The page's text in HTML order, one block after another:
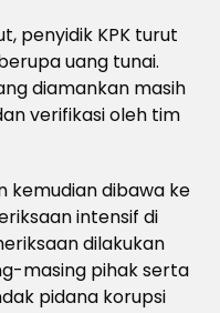
penyidik KPK turut
uang tunai.
diamankan masih
verifikasi oleh tim
kemudian dibawa ke
intensif di
dilakukan
masing pihak serta
pidana korupsi